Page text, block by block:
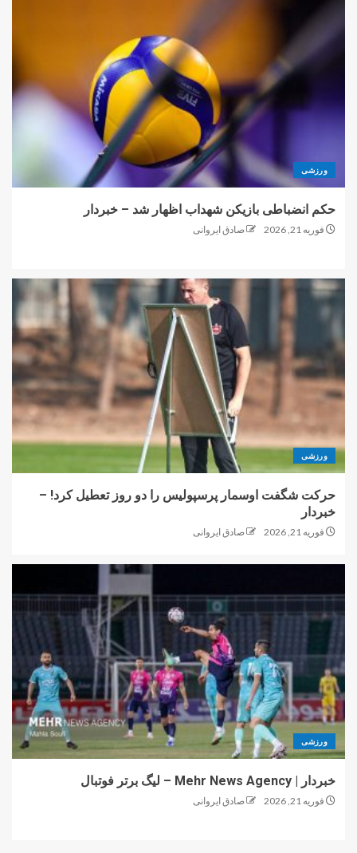
ورزشی
حکم انضباطی بازیکن شهداب اظهار شد – خبردار
فوریه 21, 2026 صادق ایروانی
ورزشی
حرکت شگفت اوسمار پرسپولیس را دو روز تعطیل کرد! –
خبردار
فوریه 21, 2026 صادق ایروانی
ورزشی
خبردار | Mehr News Agency – لیگ برتر فوتبال
فوریه 21, 2026 صادق ایروانی